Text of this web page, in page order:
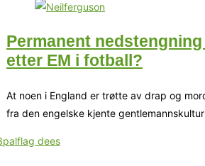
Permanent
etter EM i fotball?
At noen i England er trøtte av drap og
fra den engelske kjente